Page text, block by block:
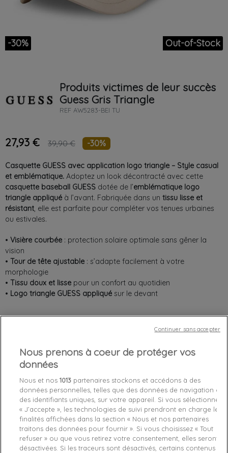
-30% Out-of-Stock
Produits victimes de leur succès
Guess Gris Triangle
REF AW5283-BEI TU
27,93 € 39,90 € -30%
Casquette GUESS avec application logo triangle – Style casual
et emblématique. Adoptez un look décontracté avec cette
casquette baseball GUESS dotée de l’emblématique logo
triangle appliqué à l’avant. Fabriquée dans un tissu lisse et
résistant, elle est parfaite pour compléter vos tenues urbaines
ou estivales.
• Visière courbée : protection solaire optimale sans gêner la
vision
• Tour de tête ajustable : s’adapte facilement à votre
morphologie
• Tissu doux et lisse pour un confort au quotidien
• Logo triangle GUESS appliqué sur le devant
Out-of-Stock
Je craque ! favorite_border
Livraison gratuite *
Retours sous 100 jours
Produit certifié authentique
Nous prenons à coeur de protéger vos
données
Nous et nos1013 partenaires stockons et accédons à des
données personnelles, telles que des données de navigation ou
des identifiants uniques, sur votre appareil. Si vous sélectionnez
« J’accepte », les technologies de suivi prendront en charge les
finalités affichées dans la section « Nous et nos partenaires
traitons des données pour fournir ». Si vous choisissez « Tout
refuser » ou que vous retirez votre consentement, elles seront
désactivées. Si les traceurs sont désactivés, certains contenus et
Continuer sans accepter